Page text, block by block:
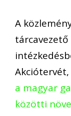
A
a magyar
közötti